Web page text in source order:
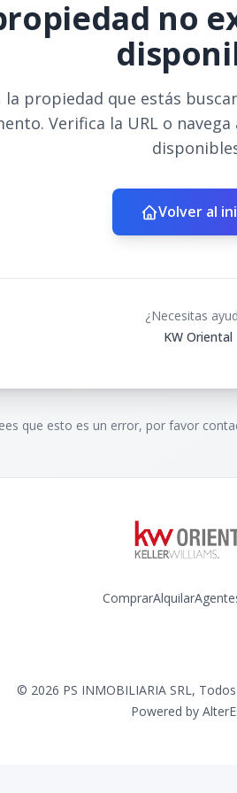
no
propiedad que estás
Verifica la URL o
Volver al
¿Necesitas
KW Oriental
que esto es un error, por favor
ComprarAlquilar
© 2026 PS INMOBILIARIA SRL,
Powered by